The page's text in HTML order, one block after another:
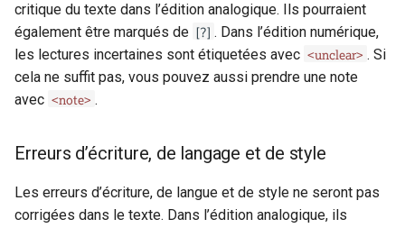
editorialDecl
encodingDesc
extent
figure
critique du texte dans l’édition analogique. Ils pourraient
également être marqués de [?] . Dans l’édition numérique,
les lectures incertaines sont étiquetées avec <unclear> . Si
cela ne suffit pas, vous pouvez aussi prendre une note
avec <note> .
Erreurs d’écriture, de langage et de style
Les erreurs d’écriture, de langue et de style ne seront pas
corrigées dans le texte. Dans l’édition analogique, ils